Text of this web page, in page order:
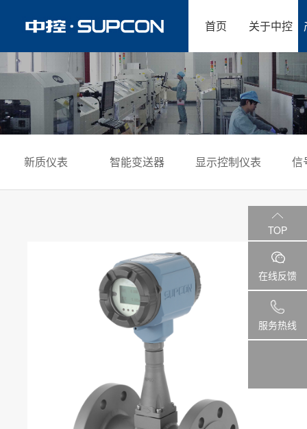
首页 关于中控
新质仪表 智能变送器 显示控制仪表 信
TOP
在线反馈
服务热线